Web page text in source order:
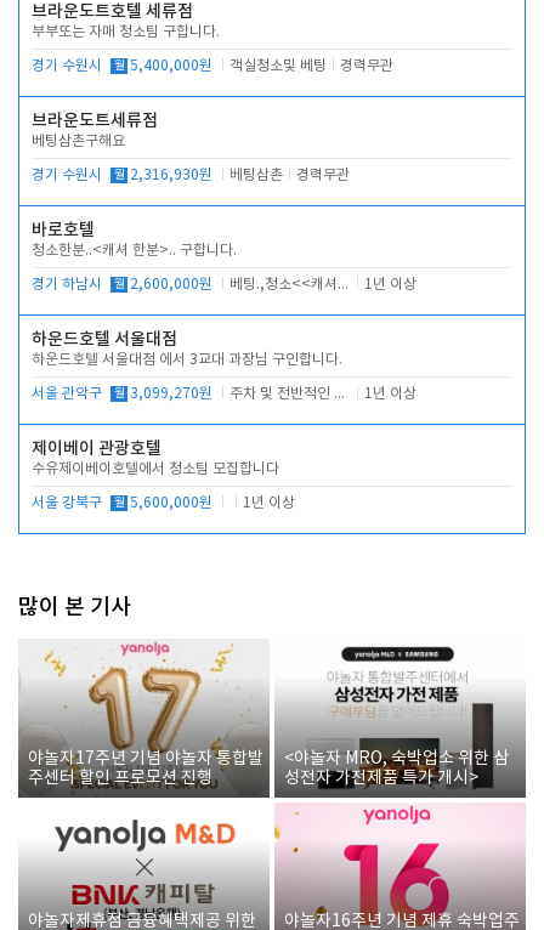
브라운도트호텔 세류점
부부또는 자매 청소팀 구합니다.
경기 수원시 월 5,400,000원 객실청소및 베팅 경력무관
브라운도트세류점
베팅삼촌구해요
경기 수원시 월 2,316,930원 베팅삼촌 경력무관
바로호텔
청소한분..<캐셔 한분>.. 구합니다.
경기 하남시 월 2,600,000원 베팅.,청소<<캐셔 모셔봅니다. 1년 이상
하운드호텔 서울대점
하운드호텔 서울대점 에서 3교대 과장님 구인합니다.
서울 관악구 월 3,099,270원 주차 및 전반적인 당번업무 1년 이상
제이베이 관광호텔
수유제이베이호텔에서 청소팀 모집합니다
서울 강북구 월 5,600,000원 1년 이상
많이 본 기사
야놀자17주년 기념 야놀자 통합발
주센터 할인 프로모션 진행
<야놀자 MRO, 숙박업소 위한 삼
성전자 가전제품 특가 개시>
야놀자제휴점 금융혜택제공 위한
야놀자16주년 기념 제휴 숙박업주